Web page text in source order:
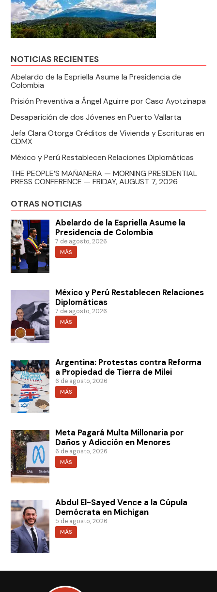
NOTICIAS RECIENTES
Abelardo de la Espriella Asume la Presidencia de
Colombia
Prisión Preventiva a Ángel Aguirre por Caso Ayotzinapa
Desaparición de dos Jóvenes en Puerto Vallarta
Jefa Clara Otorga Créditos de Vivienda y Escrituras en
CDMX
México y Perú Restablecen Relaciones Diplomáticas
THE PEOPLE’S MAÑANERA — MORNING PRESIDENTIAL
PRESS CONFERENCE — FRIDAY, AUGUST 7, 2026
OTRAS NOTICIAS
Abelardo de la Espriella Asume la
Presidencia de Colombia
7 de agosto, 2026
MÁS
México y Perú Restablecen Relaciones
Diplomáticas
7 de agosto, 2026
MÁS
Argentina: Protestas contra Reforma
a Propiedad de Tierra de Milei
6 de agosto, 2026
MÁS
Meta Pagará Multa Millonaria por
Daños y Adicción en Menores
6 de agosto, 2026
MÁS
Abdul El-Sayed Vence a la Cúpula
Demócrata en Michigan
5 de agosto, 2026
MÁS